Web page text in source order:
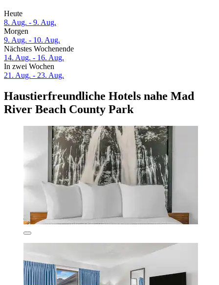
Heute
8. Aug. - 9. Aug.
Morgen
9. Aug. - 10. Aug.
Nächstes Wochenende
14. Aug. - 16. Aug.
In zwei Wochen
21. Aug. - 23. Aug.
Haustierfreundliche Hotels nahe Mad
River Beach County Park